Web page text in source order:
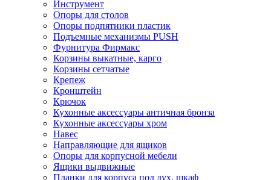
Инструмент
Опоры для столов
Опоры подпятники пластик
Подъемные механизмы PUSH
Фурнитура Фирмакс
Корзины выкатные, карго
Корзины сетчатые
Крепеж
Кронштейн
Крючок
Кухонные аксессуары античная бронза
Кухонные аксессуары хром
Навес
Направляющие для ящиков
Опоры для корпусной мебели
Ящики выдвижные
Планки для корпуса под дух. шкаф